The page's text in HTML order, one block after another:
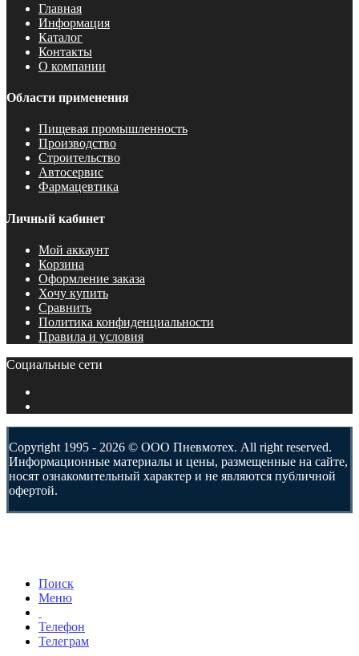
Главная
Информация
Каталог
Контакты
О компании
Области применения
Пищевая промышленность
Производство
Строительство
Автосервис
Фармацевтика
Личный кабинет
Мой аккаунт
Корзина
Оформление заказа
Хочу купить
Сравнить
Политика конфиденциальности
Правила и условия
Социальные сети
Copyright 1995 - 2026 © ООО Пневмотех. All right reserved.
Информационные материалы и цены, размещенные на сайте,
носят ознакомительный характер и не являются публичной
офертой.
Поиск
Меню
Телефон
Телеграм